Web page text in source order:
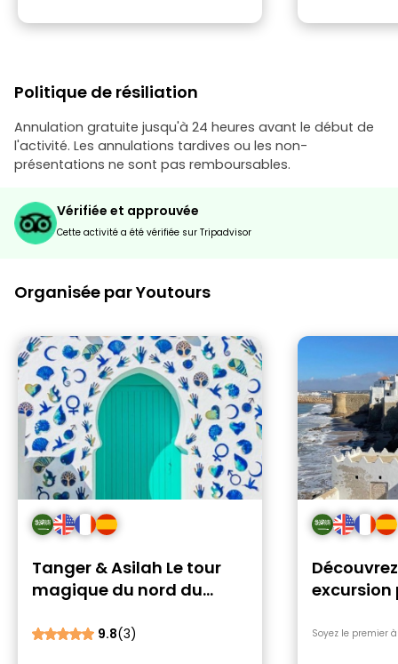
Politique de résiliation
Annulation gratuite jusqu'à 24 heures avant le début de
l'activité. Les annulations tardives ou les non-
présentations ne sont pas remboursables.
Vérifiée et approuvée
Cette activité a été vérifiée sur Tripadvisor
Organisée par Youtours
Tanger & Asilah Le tour
magique du nord du
9.8(3)
excursion
Soyez le premier